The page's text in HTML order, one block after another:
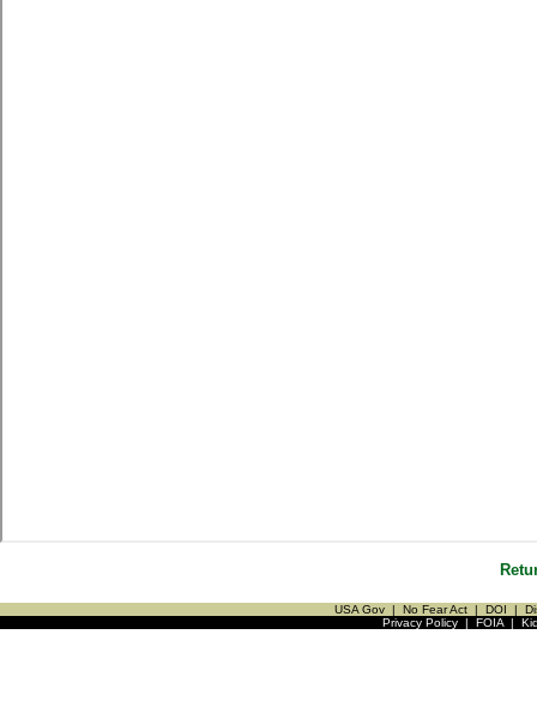
USA Gov | No Fear Act | DOI |
Privacy Policy| FOIA|